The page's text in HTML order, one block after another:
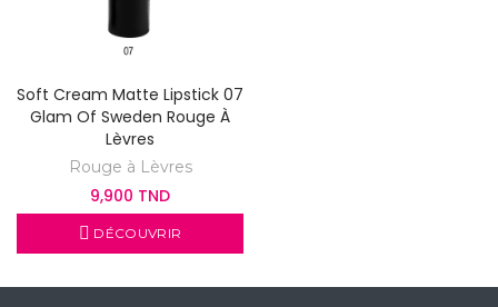
Soft Cream Matte Lipstick 07
Glam Of Sweden Rouge À
Lèvres
Rouge à Lèvres
9,900 TND
DÉCOUVRIR